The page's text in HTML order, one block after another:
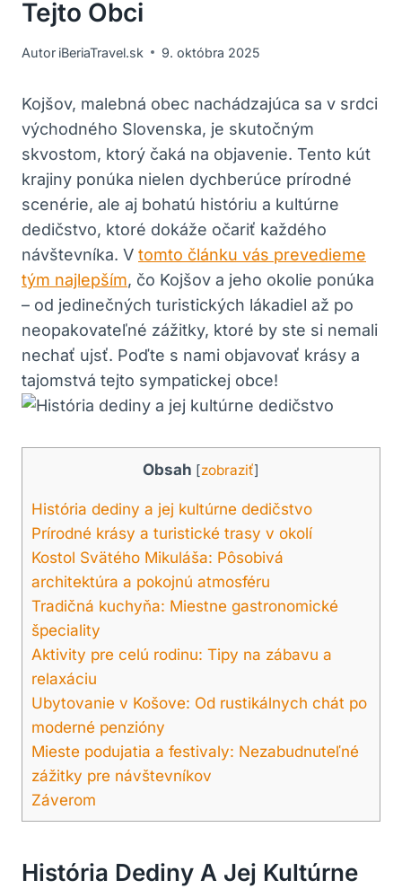
Tejto Obci
Autor iBeriaTravel.sk 9. októbra 2025
Kojšov, malebná obec nachádzajúca sa v srdci
východného Slovenska, je skutočným
skvostom, ktorý čaká na objavenie. Tento kút
krajiny ponúka nielen dychberúce prírodné
scenérie, ale aj bohatú históriu a kultúrne
dedičstvo, ktoré dokáže očariť každého
návštevníka. V tomto článku vás prevedieme
tým najlepším, čo Kojšov a jeho okolie ponúka
– od jedinečných turistických lákadiel až po
neopakovateľné zážitky, ktoré by ste si nemali
nechať ujsť. Poďte s nami objavovať krásy a
tajomstvá tejto sympatickej obce!
Obsah [zobraziť]
História dediny a jej kultúrne dedičstvo
Prírodné krásy a turistické trasy v okolí
Kostol Svätého Mikuláša: Pôsobivá
architektúra a pokojnú atmosféru
Tradičná kuchyňa: Miestne gastronomické
špeciality
Aktivity pre celú rodinu: Tipy na zábavu a
relaxáciu
Ubytovanie v Košove: Od rustikálnych chát po
moderné penzióny
Mieste podujatia a festivaly: Nezabudnuteľné
zážitky pre návštevníkov
Záverom
História Dediny A Jej Kultúrne